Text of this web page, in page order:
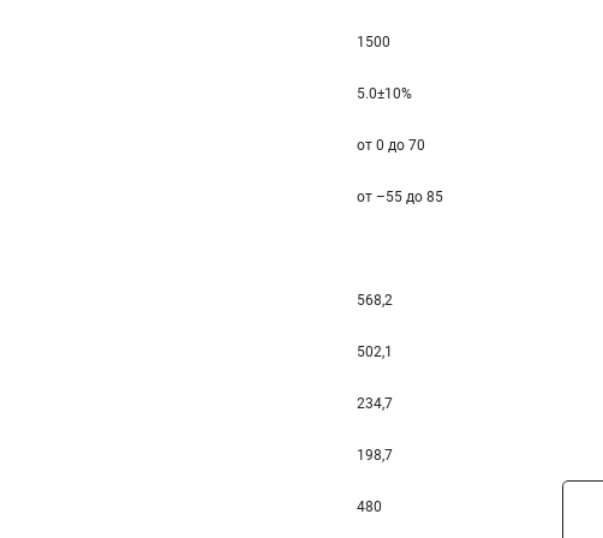
1500
5.0±10%
от 0 до 70
от –55 до 85
568,2
502,1
234,7
198,7
480